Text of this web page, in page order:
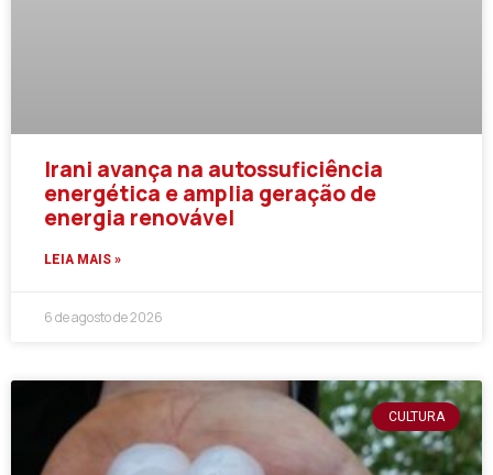
Irani avança na autossuficiência
energética e amplia geração de
energia renovável
LEIA MAIS »
6 de agosto de 2026
CULTURA